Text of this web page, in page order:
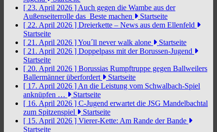
[ 23. April 2026 ] Auch gegen die Wambe aus der
Außenseiterrolle das Beste machen
Startseite
[ 22. April 2026 ] Dreierkette – News aus dem Ellenfeld
Startseite
[ 21. April 2026 ]You´ll never walk alone
Startseite
[ 21. April 2026 ] Doppelpass mit der Borussen-Jugend
Startseite
[ 20. April 2026 ] Borussias Rumpftruppe gegen Ballweilers
Ballermänner überfordert
Startseite
[ 17. April 2026 ] An die Leistung vom Schwalbach-Spiel
anknüpfen …
Startseite
[ 16. April 2026 ] C-Jugend erwartet die JSG Mandelbachtal
zum Spitzenspiel
Startseite
[ 15. April 2026 ] Vierer-Kette: Am Rande der Bande
Startseite